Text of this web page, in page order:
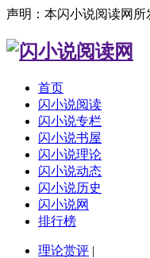
声明：本闪小说阅读网所
首页
闪小说阅读
闪小说专栏
闪小说书屋
闪小说理论
闪小说动态
闪小说历史
闪小说网
排行榜
理论赏评 |